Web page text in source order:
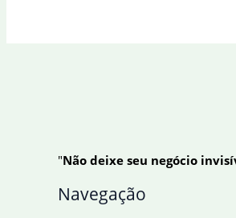
"Não deixe seu negócio
Navegação